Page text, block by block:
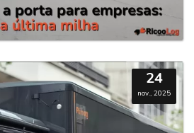
24
nov., 2025